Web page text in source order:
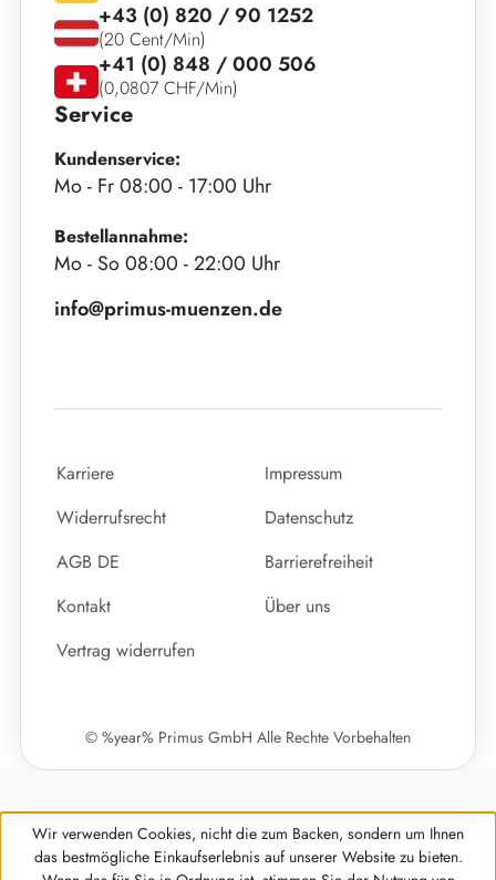
Service
Kundenservice:
Mo - Fr 08:00 - 17:00 Uhr
Bestellannahme:
Mo - So 08:00 - 22:00 Uhr
info@primus-muenzen.de
+43 (0) 820 / 90 1252
(20 Cent/Min)
+41 (0) 848 / 000 506
(0,0807 CHF/Min)
Karriere
Impressum
Widerrufsrecht
Datenschutz
AGB DE
Barrierefreiheit
Kontakt
Über uns
Vertrag widerrufen
© %year% Primus GmbH Alle Rechte Vorbehalten
Wir verwenden Cookies, nicht die zum Backen, sondern um Ihnen
das bestmögliche Einkaufserlebnis auf unserer Website zu bieten.